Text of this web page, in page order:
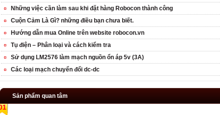
Những việc cần làm sau khi đặt hàng Robocon thành công
Cuộn Cảm Là Gì? những điều bạn chưa biết.
Hướng dẫn mua Online trên website robocon.vn
Tụ điện – Phân loại và cách kiểm tra
Sử dụng LM2576 làm mạch nguồn ổn áp 5v (3A)
Các loại mạch chuyển đổi dc-dc
Sản phẩm quan tâm